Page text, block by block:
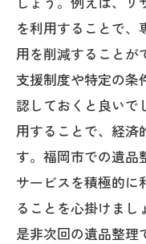
を利用することで
用を削減することが
支援制度や特定の条
認しておくと良いで
用することで、経済
す。福岡市での遺品
サービスを積極的に
ることを心掛けまし
是非次回の遺品整理